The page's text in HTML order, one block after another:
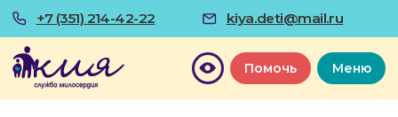
kiya.deti@mail.ru
+7 (351) 214-42-22